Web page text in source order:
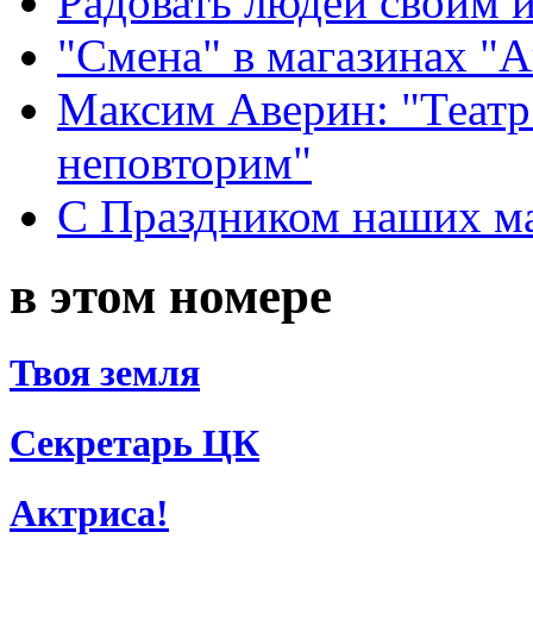
"Смена" в магазинах
Максим Аверин:
неповторим"
С Праздником наших
в этом номере
Твоя земля
Секретарь ЦК
Актриса!